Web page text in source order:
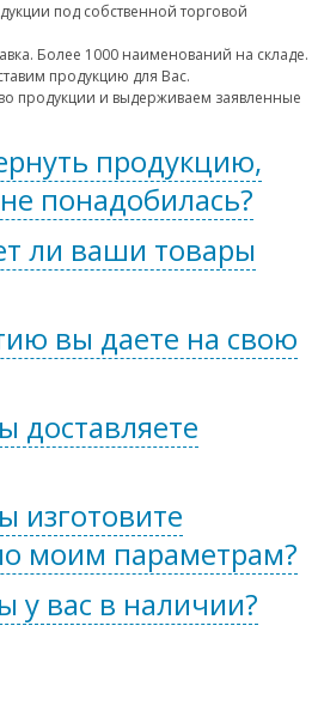
под собственной торговой
Более 1000 наименований на складе.
продукцию для Вас.
продукции и выдерживаем заявленные
продукцию,
понадобилась?
ли ваши товары
вы даете на свою
доставляете
изготовите
моим параметрам?
у вас в наличии?